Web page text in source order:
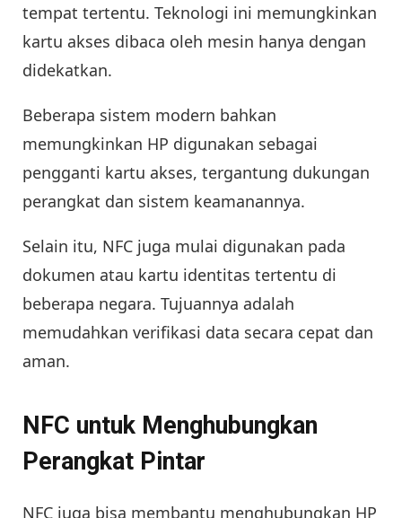
tempat tertentu. Teknologi ini memungkinkan
kartu akses dibaca oleh mesin hanya dengan
didekatkan.
Beberapa sistem modern bahkan
memungkinkan HP digunakan sebagai
pengganti kartu akses, tergantung dukungan
perangkat dan sistem keamanannya.
Selain itu, NFC juga mulai digunakan pada
dokumen atau kartu identitas tertentu di
beberapa negara. Tujuannya adalah
memudahkan verifikasi data secara cepat dan
aman.
NFC untuk Menghubungkan
Perangkat Pintar
NFC juga bisa membantu menghubungkan HP